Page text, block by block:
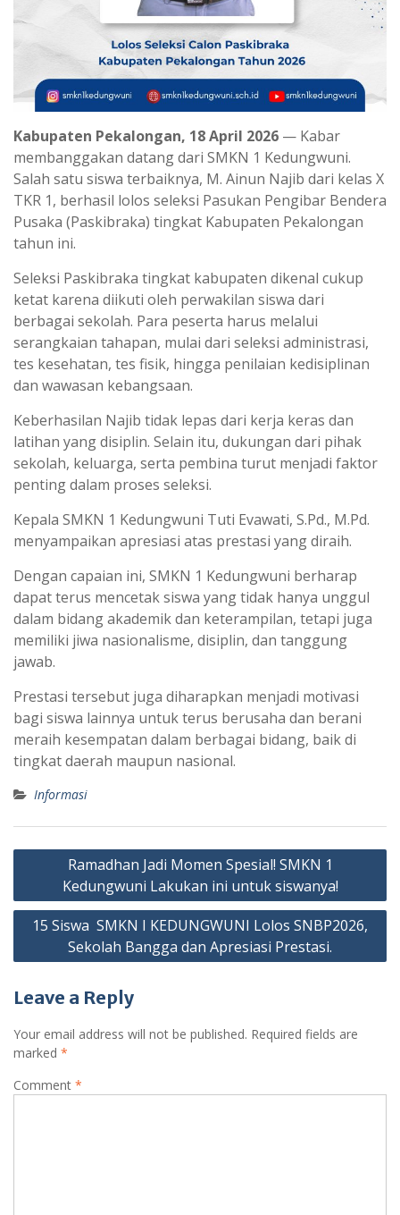
Kabupaten Pekalongan, 18 April 2026 — Kabar
membanggakan datang dari SMKN 1 Kedungwuni.
Salah satu siswa terbaiknya, M. Ainun Najib dari kelas X
TKR 1, berhasil lolos seleksi Pasukan Pengibar Bendera
Pusaka (Paskibraka) tingkat Kabupaten Pekalongan
tahun ini.
Seleksi Paskibraka tingkat kabupaten dikenal cukup
ketat karena diikuti oleh perwakilan siswa dari
berbagai sekolah. Para peserta harus melalui
serangkaian tahapan, mulai dari seleksi administrasi,
tes kesehatan, tes fisik, hingga penilaian kedisiplinan
dan wawasan kebangsaan.
Keberhasilan Najib tidak lepas dari kerja keras dan
latihan yang disiplin. Selain itu, dukungan dari pihak
sekolah, keluarga, serta pembina turut menjadi faktor
penting dalam proses seleksi.
Kepala SMKN 1 Kedungwuni Tuti Evawati, S.Pd., M.Pd.
menyampaikan apresiasi atas prestasi yang diraih.
Dengan capaian ini, SMKN 1 Kedungwuni berharap
dapat terus mencetak siswa yang tidak hanya unggul
dalam bidang akademik dan keterampilan, tetapi juga
memiliki jiwa nasionalisme, disiplin, dan tanggung
jawab.
Prestasi tersebut juga diharapkan menjadi motivasi
bagi siswa lainnya untuk terus berusaha dan berani
meraih kesempatan dalam berbagai bidang, baik di
tingkat daerah maupun nasional.
Informasi
Post
navigation
Ramadhan Jadi Momen Spesial! SMKN 1
Kedungwuni Lakukan ini untuk siswanya!
15 Siswa SMKN I KEDUNGWUNI Lolos SNBP2026,
Sekolah Bangga dan Apresiasi Prestasi.
Leave a Reply
Your email address will not be published. Required fields are
marked *
Comment *